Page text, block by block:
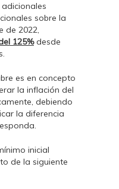
sobre la
de 2022,
125%desde
es en concepto
la inflación del
debiendo
la diferencia
inicial
de la siguiente